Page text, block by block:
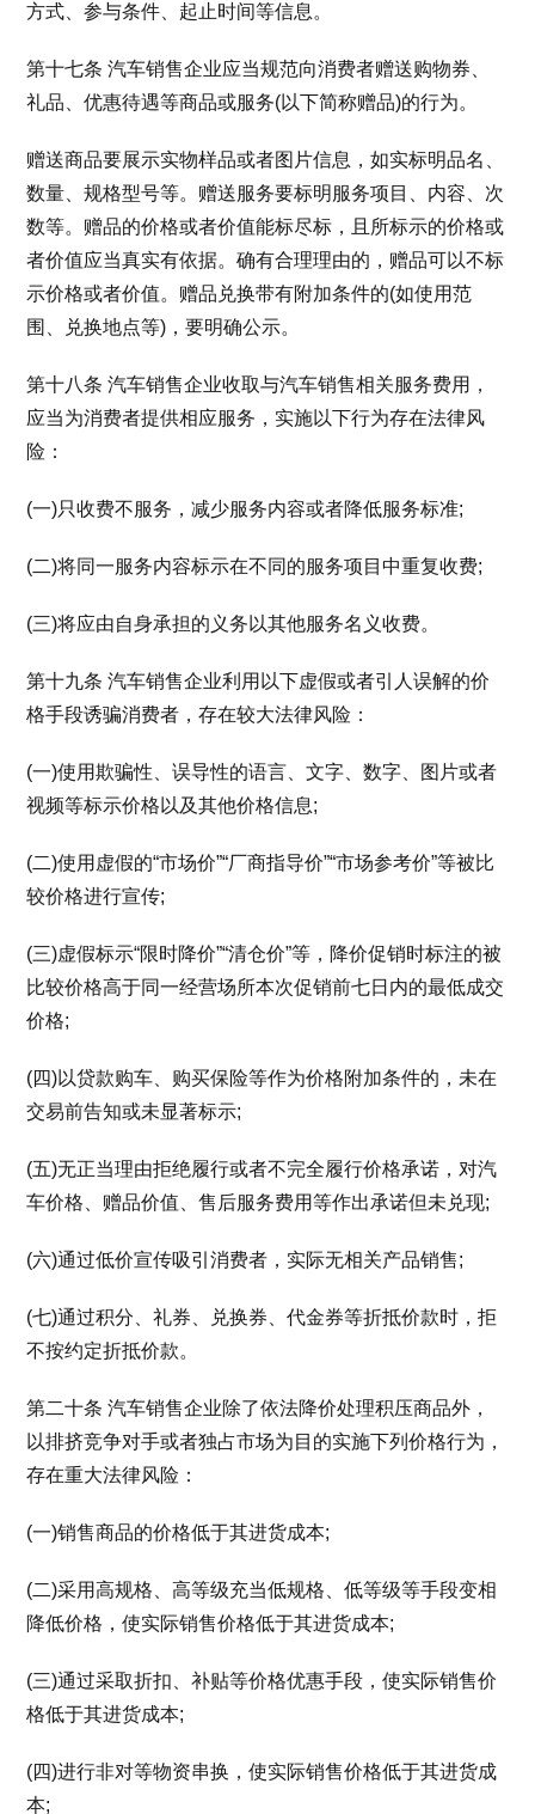
方式、参与条件、起止时间等信息。
第十七条 汽车销售企业应当规范向消费者赠送购物券、
礼品、优惠待遇等商品或服务(以下简称赠品)的行为。
赠送商品要展示实物样品或者图片信息，如实标明品名、
数量、规格型号等。赠送服务要标明服务项目、内容、次
数等。赠品的价格或者价值能标尽标，且所标示的价格或
者价值应当真实有依据。确有合理理由的，赠品可以不标
示价格或者价值。赠品兑换带有附加条件的(如使用范
围、兑换地点等)，要明确公示。
第十八条 汽车销售企业收取与汽车销售相关服务费用，
应当为消费者提供相应服务，实施以下行为存在法律风
险：
(一)只收费不服务，减少服务内容或者降低服务标准;
(二)将同一服务内容标示在不同的服务项目中重复收费;
(三)将应由自身承担的义务以其他服务名义收费。
第十九条 汽车销售企业利用以下虚假或者引人误解的价
格手段诱骗消费者，存在较大法律风险：
(一)使用欺骗性、误导性的语言、文字、数字、图片或者
视频等标示价格以及其他价格信息;
(二)使用虚假的“市场价”“厂商指导价”“市场参考价”等被比
较价格进行宣传;
(三)虚假标示“限时降价”“清仓价”等，降价促销时标注的被
比较价格高于同一经营场所本次促销前七日内的最低成交
价格;
(四)以贷款购车、购买保险等作为价格附加条件的，未在
交易前告知或未显著标示;
(五)无正当理由拒绝履行或者不完全履行价格承诺，对汽
车价格、赠品价值、售后服务费用等作出承诺但未兑现;
(六)通过低价宣传吸引消费者，实际无相关产品销售;
(七)通过积分、礼券、兑换券、代金券等折抵价款时，拒
不按约定折抵价款。
第二十条 汽车销售企业除了依法降价处理积压商品外，
以排挤竞争对手或者独占市场为目的实施下列价格行为，
存在重大法律风险：
(一)销售商品的价格低于其进货成本;
(二)采用高规格、高等级充当低规格、低等级等手段变相
降低价格，使实际销售价格低于其进货成本;
(三)通过采取折扣、补贴等价格优惠手段，使实际销售价
格低于其进货成本;
(四)进行非对等物资串换，使实际销售价格低于其进货成
本;